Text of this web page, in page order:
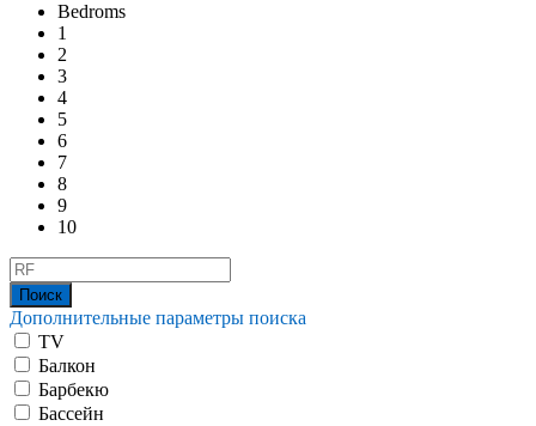
Bedroms
1
2
3
4
5
6
7
8
9
10
Дополнительные параметры поиска
TV
Балкон
Барбекю
Бассейн